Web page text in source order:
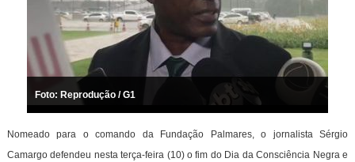
Foto: Reprodução / G1
Nomeado para o comando da Fundação Palmares, o jornalista Sérgio
Camargo defendeu nesta terça-feira (10) o fim do Dia da Consciência Negra e